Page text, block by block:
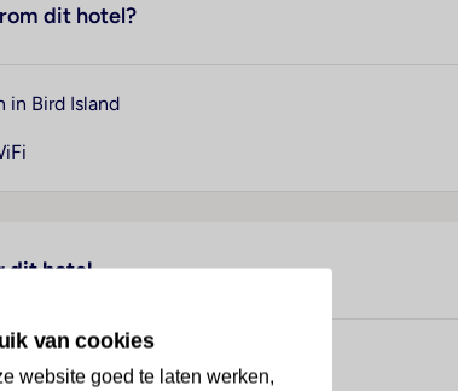
dit hotel?
in Bird Island
dit hotel
Seychelles
van cookies
website goed te laten werken,